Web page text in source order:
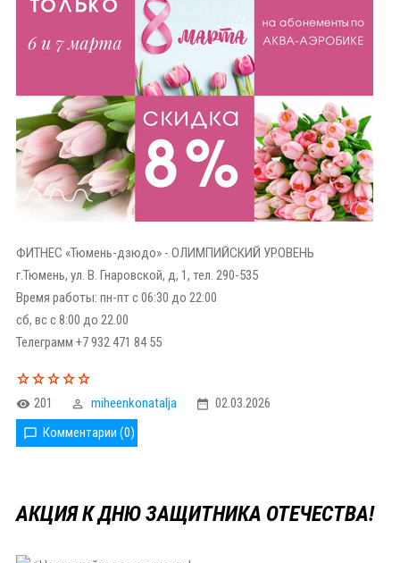
ФИТНЕС «Тюмень-дзюдо» - ОЛИМПИЙСКИЙ УРОВЕНЬ
г.Тюмень, ул. В. Гнаровской, д, 1, тел. 290-535
Время работы: пн-пт с 06:30 до 22:00
сб, вс с 8:00 до 22.00
Телеграмм +7 932 471 84 55
201 miheenkonatalja
02.03.2026
Комментарии (0)
АКЦИЯ К ДНЮ ЗАЩИТНИКА ОТЕЧЕСТВА!